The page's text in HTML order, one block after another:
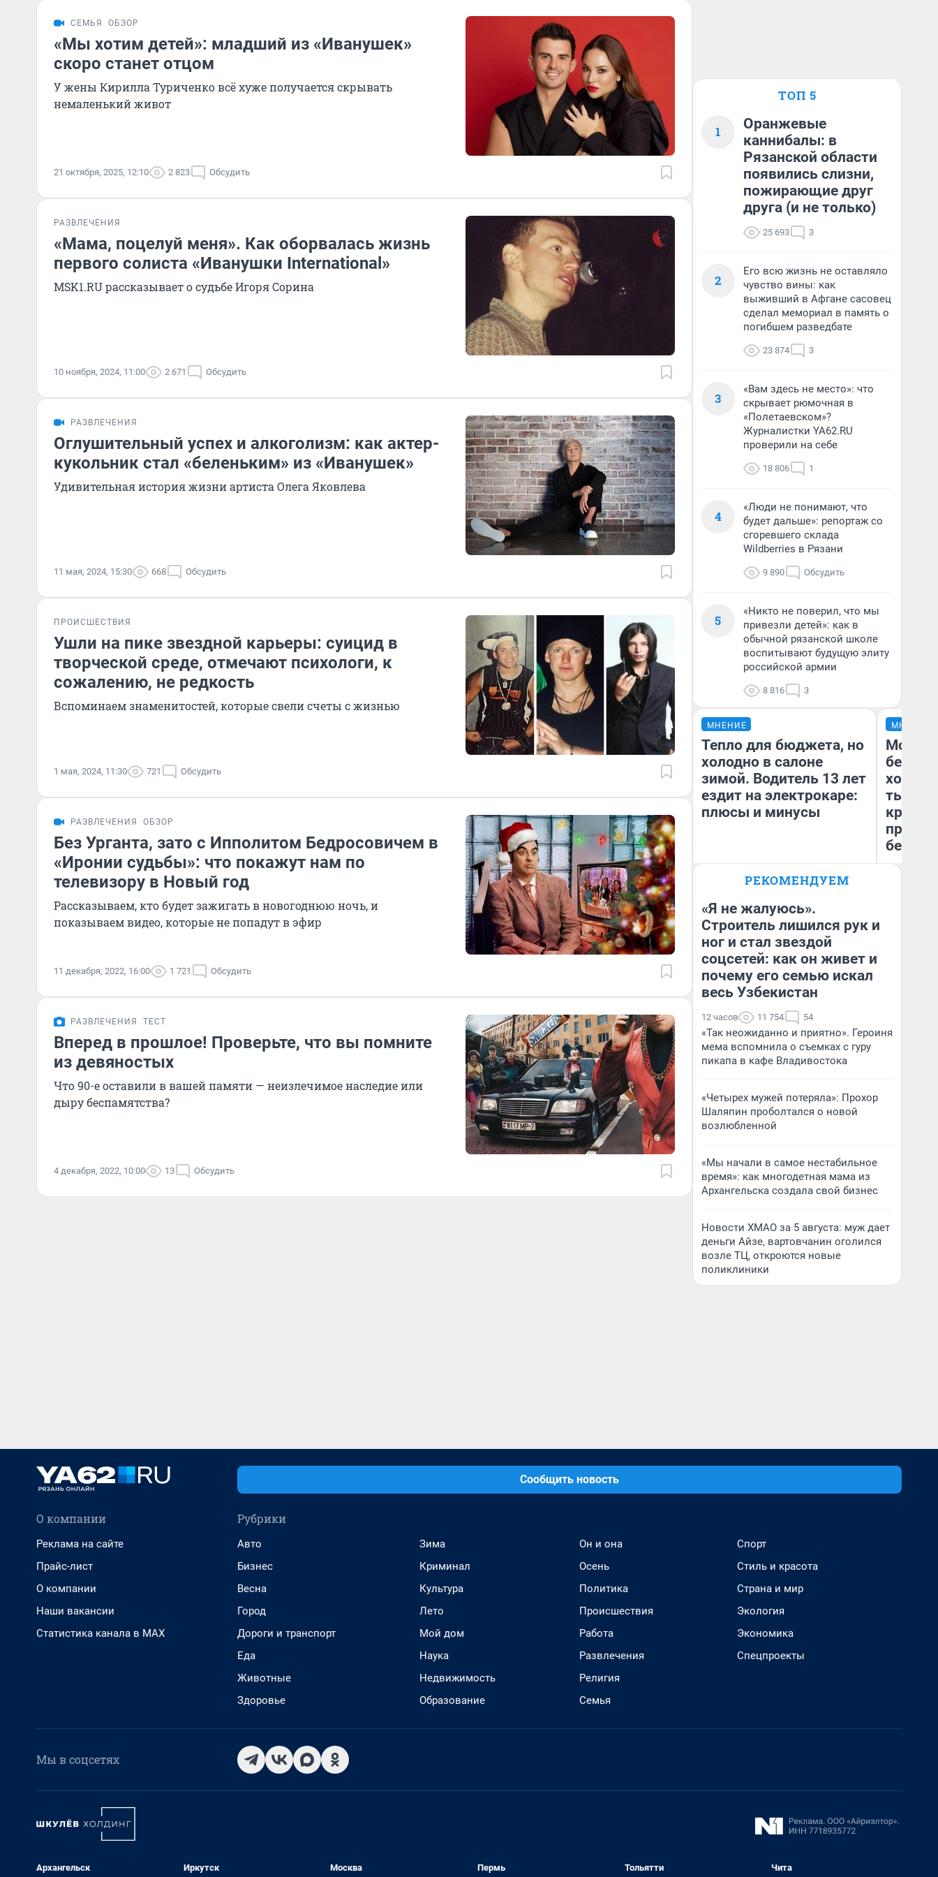
СЕМЬЯ ОБЗОР
«Мы хотим детей»: младший из «Иванушек»
скоро станет отцом
У жены Кирилла Туриченко всё хуже получается скрывать
немаленький живот
21 октября, 2025, 12:10 2 823 Обсудить
РАЗВЛЕЧЕНИЯ
«Мама, поцелуй меня». Как оборвалась жизнь
первого солиста «Иванушки International»
MSK1.RU рассказывает о судьбе Игоря Сорина
10 ноября, 2024, 11:00 2 671 Обсудить
РАЗВЛЕЧЕНИЯ
Оглушительный успех и алкоголизм: как актер-
кукольник стал «беленьким» из «Иванушек»
Удивительная история жизни артиста Олега Яковлева
11 мая, 2024, 15:30 668 Обсудить
ПРОИСШЕСТВИЯ
Ушли на пике звездной карьеры: суицид в
творческой среде, отмечают психологи, к
сожалению, не редкость
Вспоминаем знаменитостей, которые свели счеты с жизнью
1 мая, 2024, 11:30 721 Обсудить
РАЗВЛЕЧЕНИЯ ОБЗОР
Без Урганта, зато с Ипполитом Бедросовичем в
«Иронии судьбы»: что покажут нам по
телевизору в Новый год
Рассказываем, кто будет зажигать в новогоднюю ночь, и
показываем видео, которые не попадут в эфир
11 декабря, 2022, 16:00 1 721 Обсудить
РАЗВЛЕЧЕНИЯ ТЕСТ
Вперед в прошлое! Проверьте, что вы помните
из девяностых
Что 90-е оставили в вашей памяти — неизлечимое наследие или
дыру беспамятства?
4 декабря, 2022, 10:00 13 Обсудить
ТОП 5
1
Оранжевые
каннибалы: в
Рязанской области
появились слизни,
пожирающие друг
друга (и не только)
25 693 3
2
Его всю жизнь не оставляло
чувство вины: как
выживший в Афгане сасовец
сделал мемориал в память о
погибшем разведбате
23 874 3
3
«Вам здесь не место»: что
скрывает рюмочная в
«Полетаевском»?
Журналистки YA62.RU
проверили на себе
18 806 1
4
«Люди не понимают, что
будет дальше»: репортаж со
сгоревшего склада
Wildberries в Рязани
9 890 Обсудить
5
«Никто не поверил, что мы
привезли детей»: как в
обычной рязанской школе
воспитывают будущую элиту
российской армии
8 816 3
МНЕНИЕ
Тепло для бюджета, но
холодно в салоне
зимой. Водитель 13 лет
ездит на электрокаре:
плюсы и минусы
Денис Дедюхин
МНЕНИЕ
Мой
хотела
тысяч,
РЕКОМЕНДУЕМ
«Я не жалуюсь».
Строитель лишился рук и
ног и стал звездой
соцсетей: как он живет и
почему его семью искал
весь Узбекистан
12 часов 11 754 54
«Так неожиданно и приятно». Героиня
мема вспомнила о съемках с гуру
пикапа в кафе Владивостока
«Четырех мужей потеряла»: Прохор
Шаляпин проболтался о новой
возлюбленной
«Мы начали в самое нестабильное
время»: как многодетная мама из
Архангельска создала свой бизнес
Новости ХМАО за 5 августа: муж дает
деньги Айзе, вартовчанин оголился
возле ТЦ, откроются новые
поликлиники
Сообщить новость
О компании
Реклама на сайте
Прайс-лист
О компании
Наши вакансии
Статистика канала в MAX
Рубрики
Авто
Бизнес
Весна
Город
Дороги и транспорт
Еда
Животные
Здоровье
Зима
Криминал
Культура
Лето
Мой дом
Наука
Недвижимость
Образование
Он и она
Осень
Политика
Происшествия
Работа
Развлечения
Религия
Семья
Спорт
Стиль и красота
Страна и мир
Экология
Экономика
Спецпроекты
Мы в соцсетях
Архангельск Иркутск Москва Пермь Тольятти Чита